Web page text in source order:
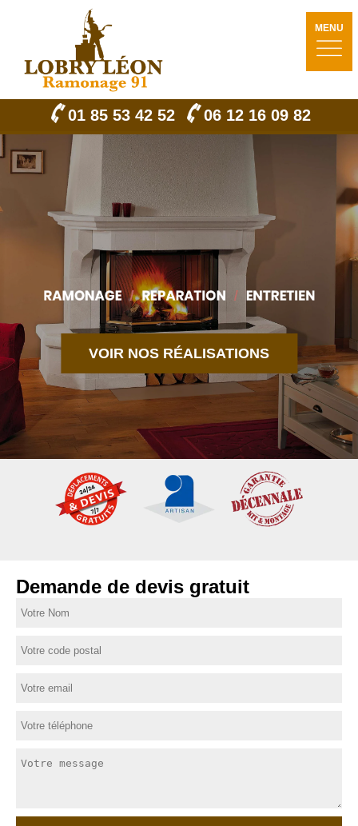
MENU
01 85 53 42 52 06 12 16 09 82
VOIR NOS RÉALISATIONS
Demande de devis gratuit